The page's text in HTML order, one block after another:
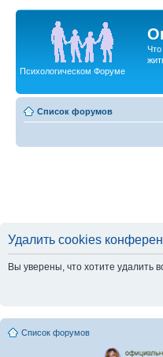
Психологическом Форуме
Список форумов
Удалить cookies
Вы уверены, что хотите удалить
Список форумов